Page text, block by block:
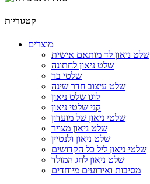
קטגוריות
מוצרים
שלט ניאון לד מותאם אישית
שלט ניאון לחתונה
שלטי בר
שלט עיצוב חדר שינה
לוגו שלט ניאון
קני שלטי ניאון
שלטי ניאון של מועדון
שלט ניאון מצויר
שלט ניאון ולנטיין
שלטי ניאון ליל כל הקדושים
שלט ניאון לחג המולד
מסיבות ואירועים מיוחדים